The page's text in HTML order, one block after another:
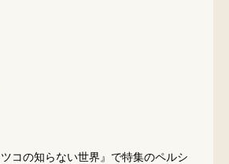
ツコの知らない世界』で特集のペルシ